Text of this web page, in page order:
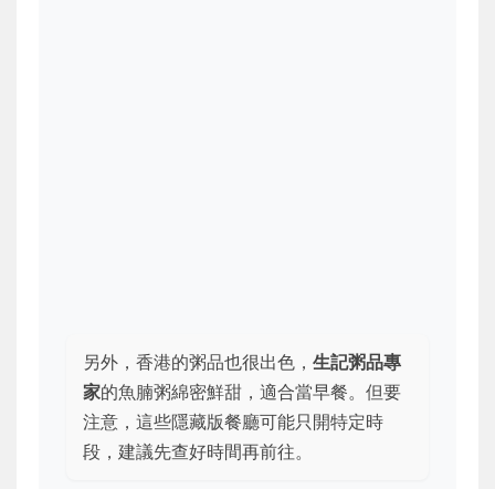
另外，香港的粥品也很出色， 生記粥品專
家的魚腩粥綿密鮮甜，適合當早餐。但要
注意，這些隱藏版餐廳可能只開特定時
段，建議先查好時間再前往。